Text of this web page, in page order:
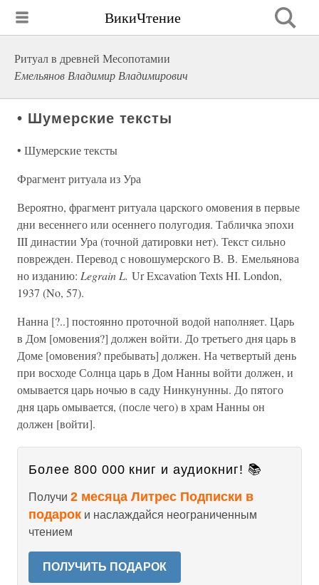
ВикиЧтение
Ритуал в древней Месопотамии
Емельянов Владимир Владимирович
• Шумерские тексты
• Шумерские тексты
Фрагмент ритуала из Ура
Вероятно, фрагмент ритуала царского омовения в первые
дни весеннего или осеннего полугодия. Табличка эпохи
III династии Ура (точной датировки нет). Текст сильно
поврежден. Перевод с новошумерского В. В. Емельянова
но изданию: Legrain L. Ur Excavation Texts HI. London,
1937 (No, 57).
Нанна [?..] постоянно проточной водой наполняет. Царь
в Дом [омовения?] должен войти. До третьего дня царь в
Доме [омовения? пребывать] должен. На четвертый день
при восходе Солнца царь в Дом Нанны войти должен, и
омывается царь ночью в саду Нинкунунны. До пятого
дня царь омывается, (после чего) в храм Нанны он
должен [войти].
Более 800 000 книг и аудиокниг! 📚
Получи 2 месяца Литрес Подписки в
подарок и наслаждайся неограниченным
чтением
ПОЛУЧИТЬ ПОДАРОК